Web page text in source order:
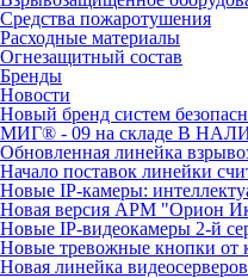
Средства пожаротушения
Расходные материалы
Огнезащитный состав
Бренды
Новости
Новый бренд систем
МИГ® - 09 на складе В
Обновленная линейка
Начало поставок линейки
Новые IP-камеры:
Новая версия АРМ "Орион
Новые IP-видеокамеры 2-й
Новые тревожные кнопки от
Новая линейка